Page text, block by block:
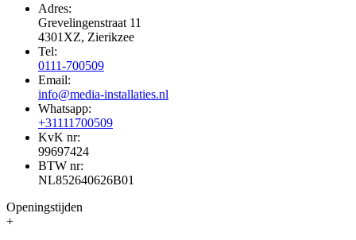
Adres:
Grevelingenstraat 11
4301XZ, Zierikzee
Tel:
0111-700509
Email:
info@media-installaties.nl
Whatsapp:
+31111700509
KvK nr:
99697424
BTW nr:
NL852640626B01
Openingstijden
+